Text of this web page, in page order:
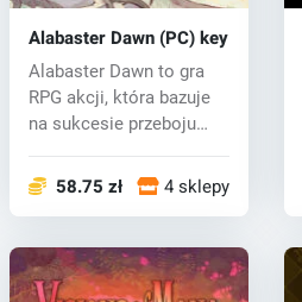
Alabaster Dawn (PC) key
Alabaster Dawn to gra
RPG akcji, która bazuje
na sukcesie przeboju
58.75 zł 4 sklepy